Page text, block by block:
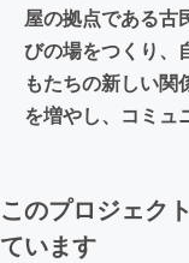
屋の拠点である古
びの場をつくり、
もたちの新しい関
を増やし、コミュ
このプロジェク
ています